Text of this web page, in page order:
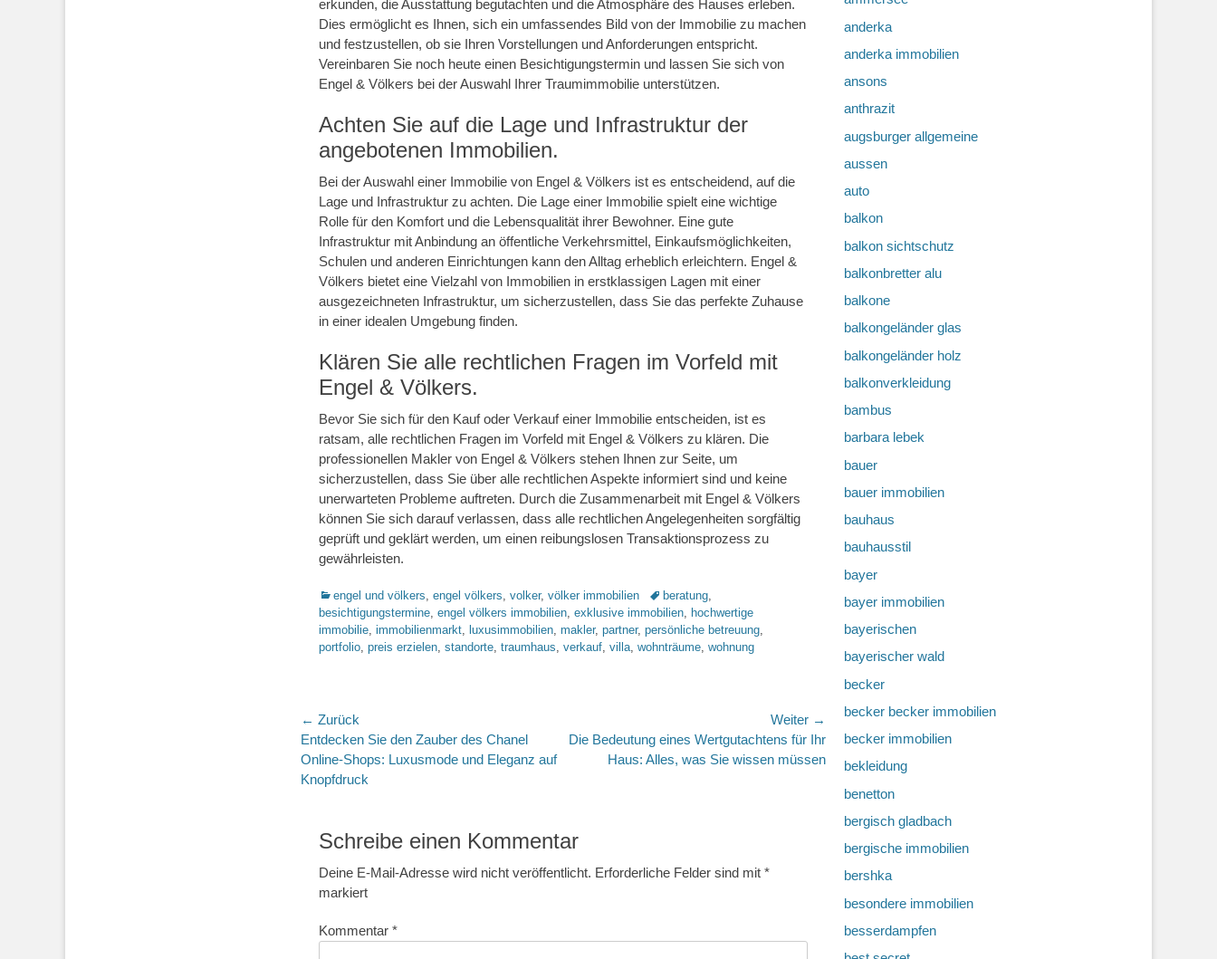
erkunden, die Ausstattung begutachten und die Atmosphäre des Hauses erleben.
Dies ermöglicht es Ihnen, sich ein umfassendes Bild von der Immobilie zu machen
und festzustellen, ob sie Ihren Vorstellungen und Anforderungen entspricht.
Vereinbaren Sie noch heute einen Besichtigungstermin und lassen Sie sich von
Engel & Völkers bei der Auswahl Ihrer Traumimmobilie unterstützen.
Achten Sie auf die Lage und Infrastruktur der
angebotenen Immobilien.
Bei der Auswahl einer Immobilie von Engel & Völkers ist es entscheidend, auf die
Lage und Infrastruktur zu achten. Die Lage einer Immobilie spielt eine wichtige
Rolle für den Komfort und die Lebensqualität ihrer Bewohner. Eine gute
Infrastruktur mit Anbindung an öffentliche Verkehrsmittel, Einkaufsmöglichkeiten,
Schulen und anderen Einrichtungen kann den Alltag erheblich erleichtern. Engel &
Völkers bietet eine Vielzahl von Immobilien in erstklassigen Lagen mit einer
ausgezeichneten Infrastruktur, um sicherzustellen, dass Sie das perfekte Zuhause
in einer idealen Umgebung finden.
Klären Sie alle rechtlichen Fragen im Vorfeld mit
Engel & Völkers.
Bevor Sie sich für den Kauf oder Verkauf einer Immobilie entscheiden, ist es
ratsam, alle rechtlichen Fragen im Vorfeld mit Engel & Völkers zu klären. Die
professionellen Makler von Engel & Völkers stehen Ihnen zur Seite, um
sicherzustellen, dass Sie über alle rechtlichen Aspekte informiert sind und keine
unerwarteten Probleme auftreten. Durch die Zusammenarbeit mit Engel & Völkers
können Sie sich darauf verlassen, dass alle rechtlichen Angelegenheiten sorgfältig
geprüft und geklärt werden, um einen reibungslosen Transaktionsprozess zu
gewährleisten.
Kategorien
engel und völkers, engel völkers, volker, völker immobilien Schlagworte
beratung,
besichtigungstermine, engel völkers immobilien, exklusive immobilien, hochwertige
immobilie, immobilienmarkt, luxusimmobilien, makler, partner, persönliche betreuung,
portfolio, preis erzielen, standorte, traumhaus, verkauf, villa, wohnträume, wohnung
Beitragsnavigation
← Zurück
Vorheriger
Beitrag:
Entdecken Sie den Zauber des Chanel
Online-Shops: Luxusmode und Eleganz auf
Knopfdruck
Weiter →
Nächster
Die Bedeutung eines Wertgutachtens für Ihr
Haus: Alles, was Sie wissen müssen
Schreibe einen Kommentar
Deine E-Mail-Adresse wird nicht veröffentlicht. Erforderliche Felder sind mit *
markiert
Kommentar *
anderka
anderka immobilien
ansons
anthrazit
augsburger allgemeine
aussen
auto
balkon
balkon sichtschutz
balkonbretter alu
balkone
balkongeländer glas
balkongeländer holz
balkonverkleidung
bambus
barbara lebek
bauer
bauer immobilien
bauhaus
bauhausstil
bayer
bayer immobilien
bayerischen
bayerischer wald
becker
becker becker immobilien
becker immobilien
bekleidung
benetton
bergisch gladbach
bergische immobilien
bershka
besondere immobilien
besserdampfen